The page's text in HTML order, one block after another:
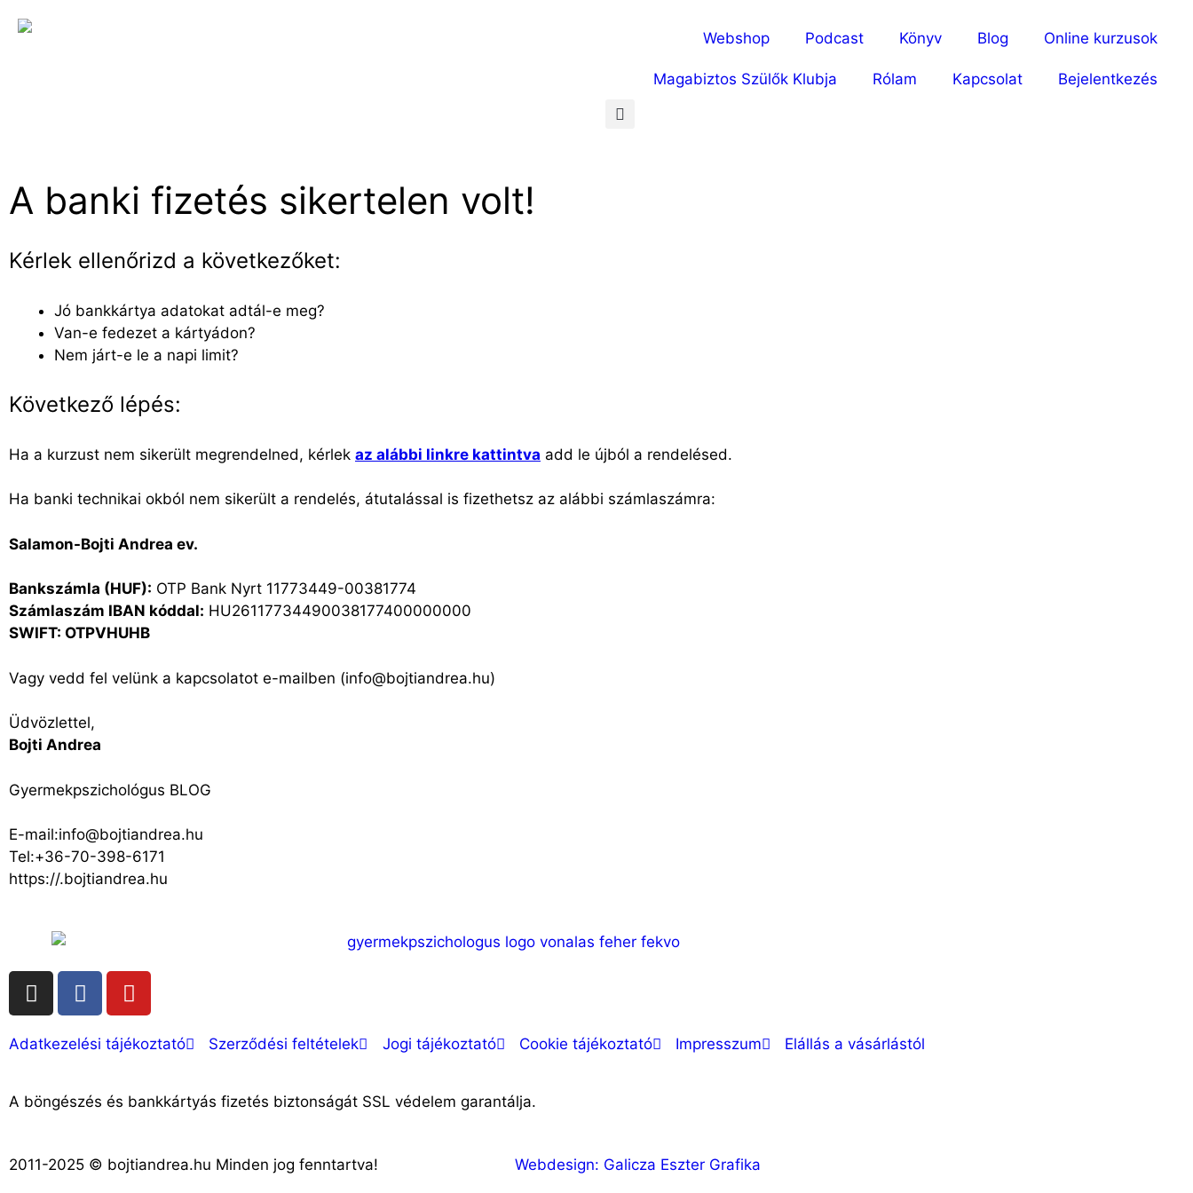
Webshop Podcast Könyv Blog Online kurzusok
Magabiztos Szülők Klubja Rólam Kapcsolat Bejelentkezés
A banki fizetés sikertelen volt!
Kérlek ellenőrizd a következőket:
Jó bankkártya adatokat adtál-e meg?
Van-e fedezet a kártyádon?
Nem járt-e le a napi limit?
Következő lépés:
Ha a kurzust nem sikerült megrendelned, kérlek az alábbi linkre kattintva add le újból a rendelésed.
Ha banki technikai okból nem sikerült a rendelés, átutalással is fizethetsz az alábbi számlaszámra:
Salamon-Bojti Andrea ev.
Bankszámla (HUF): OTP Bank Nyrt 11773449-00381774
Számlaszám IBAN kóddal: HU26117734490038177400000000
SWIFT: OTPVHUHB
Vagy vedd fel velünk a kapcsolatot e-mailben (info@bojtiandrea.hu)
Üdvözlettel,
Bojti Andrea
Gyermekpszichológus BLOG
E-mail:info@bojtiandrea.hu
Tel:+36-70-398-6171
https://.bojtiandrea.hu
Adatkezelési tájékoztató Szerződési feltételek Jogi tájékoztató Cookie tájékoztató Impresszum Elállás a vásárlástól
A böngészés és bankkártyás fizetés biztonságát SSL védelem garantálja.
2011-2025 © bojtiandrea.hu Minden jog fenntartva! Webdesign: Galicza Eszter Grafika